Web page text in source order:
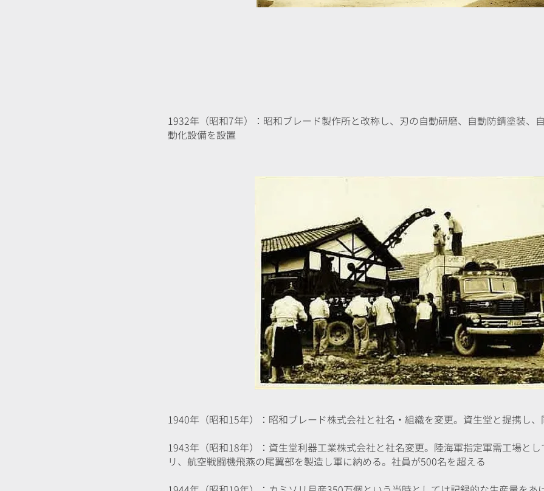
1932年（昭和7年）：昭和ブレード製作所と改称し、刃の自動研磨、自動防錆塗装、
動化設備を設置
1940年（昭和15年）：昭和ブレード株式会社と社名・組織を変更。資生堂と提携し
1943年（昭和18年）：資生堂利器工業株式会社と社名変更。陸海軍指定軍需工場と
リ、航空戦闘機飛燕の尾翼部を製造し軍に納める。社員が500名を超える